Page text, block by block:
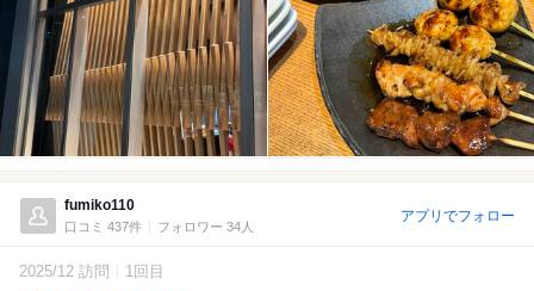
fumiko110
口コミ 437件 フォロワー 34人
アプリでフォロー
2025/12 訪問 1回目